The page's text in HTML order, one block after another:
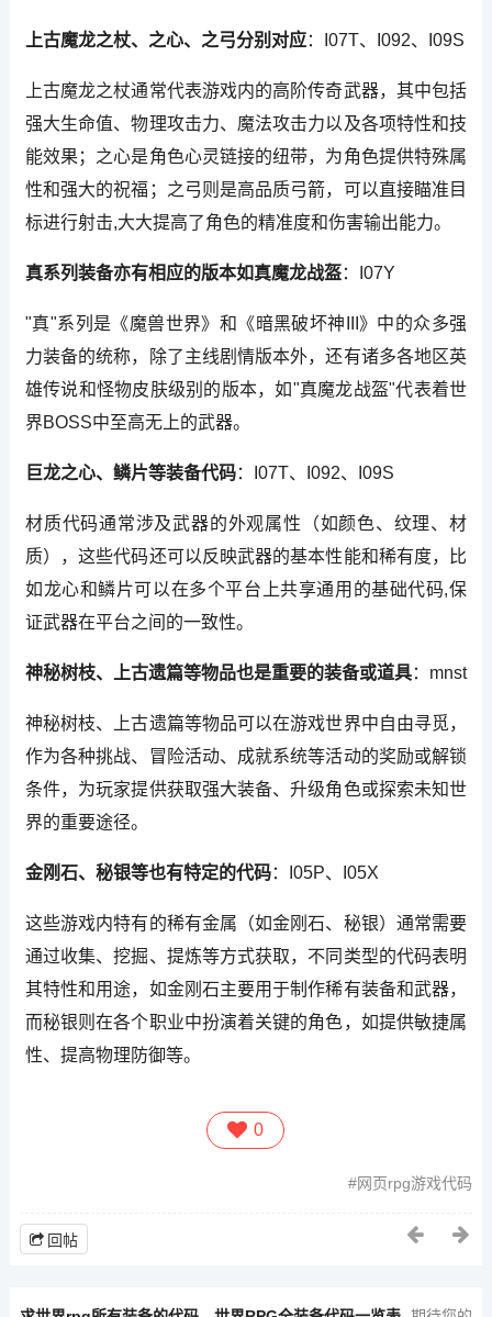
上古魔龙之杖、之心、之弓分别对应：I07T、I092、I09S
上古魔龙之杖通常代表游戏内的高阶传奇武器，其中包括
强大生命值、物理攻击力、魔法攻击力以及各项特性和技
能效果；之心是角色心灵链接的纽带，为角色提供特殊属
性和强大的祝福；之弓则是高品质弓箭，可以直接瞄准目
标进行射击,大大提高了角色的精准度和伤害输出能力。
真系列装备亦有相应的版本如真魔龙战盔：I07Y
"真"系列是《魔兽世界》和《暗黑破坏神III》中的众多强
力装备的统称，除了主线剧情版本外，还有诸多各地区英
雄传说和怪物皮肤级别的版本，如"真魔龙战盔"代表着世
界BOSS中至高无上的武器。
巨龙之心、鳞片等装备代码：I07T、I092、I09S
材质代码通常涉及武器的外观属性（如颜色、纹理、材
质），这些代码还可以反映武器的基本性能和稀有度，比
如龙心和鳞片可以在多个平台上共享通用的基础代码,保
证武器在平台之间的一致性。
神秘树枝、上古遗篇等物品也是重要的装备或道具：mnst
神秘树枝、上古遗篇等物品可以在游戏世界中自由寻觅，
作为各种挑战、冒险活动、成就系统等活动的奖励或解锁
条件，为玩家提供获取强大装备、升级角色或探索未知世
界的重要途径。
金刚石、秘银等也有特定的代码：I05P、I05X
这些游戏内特有的稀有金属（如金刚石、秘银）通常需要
通过收集、挖掘、提炼等方式获取，不同类型的代码表明
其特性和用途，如金刚石主要用于制作稀有装备和武器，
而秘银则在各个职业中扮演着关键的角色，如提供敏捷属
性、提高物理防御等。
0
网页rpg游戏代码
回帖